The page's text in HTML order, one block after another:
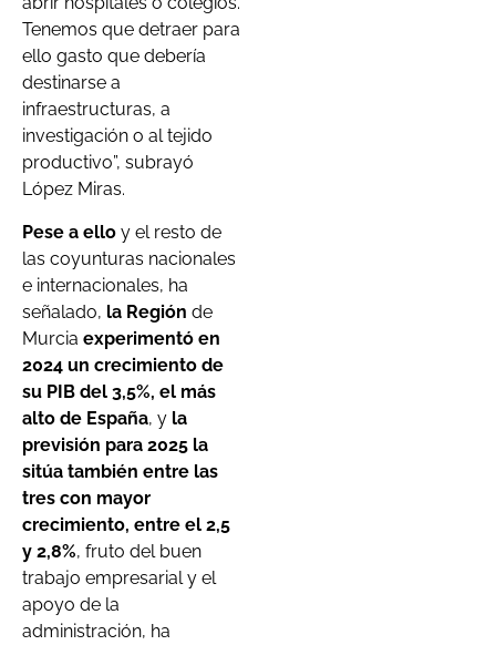
Tenemos que detraer para
ello gasto que debería
destinarse a
infraestructuras, a
investigación o al tejido
productivo”, subrayó
López Miras.
Pese a ello y el resto de
las coyunturas nacionales
e internacionales, ha
señalado, la Región de
Murcia experimentó en
2024 un crecimiento de
su PIB del 3,5%, el más
alto de España, y la
previsión para 2025 la
sitúa también entre las
tres con mayor
crecimiento, entre el 2,5
y 2,8%, fruto del buen
trabajo empresarial y el
apoyo de la
administración, ha